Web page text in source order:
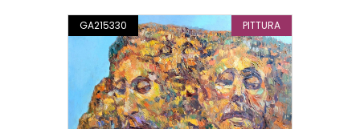
GA215330 PITTURA